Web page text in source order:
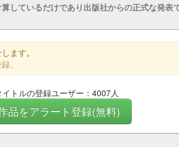
しているだけであり出版社からの正式な発
ます。
。
イトルの登録ユーザー：4007人
品をアラート登録(無料)